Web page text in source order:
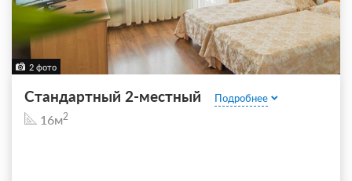
2 фото
Стандартный 2-местный Подробнее
16м2